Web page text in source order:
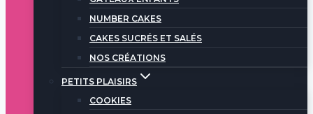
NUMBER CAKES
CAKES SUCRÉS ET SALÉS
NOS CRÉATIONS
PETITS PLAISIRS
COOKIES